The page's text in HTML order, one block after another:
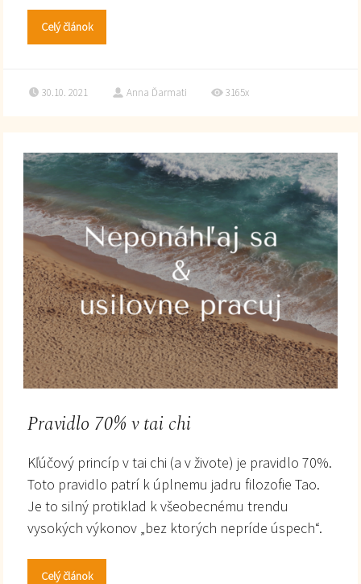
Celý článok
30.10. 2021 Anna Ďarmati 3165x
Pravidlo 70% v tai chi
Kľúčový princíp v tai chi (a v živote) je pravidlo 70%.
Toto pravidlo patrí k úplnemu jadru filozofie Tao.
Je to silný protiklad k všeobecnému trendu
vysokých výkonov „bez ktorých nepríde úspech“.
Celý článok